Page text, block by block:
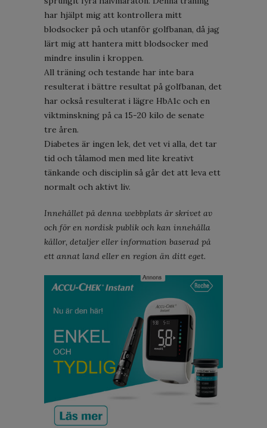
har hjälpt mig att kontrollera mitt
blodsocker på och utanför golfbanan, då jag
lärt mig att hantera mitt blodsocker med
mindre insulin i kroppen.
All träning och testande har inte bara
resulterat i bättre resultat på golfbanan, det
har också resulterat i lägre HbA1c och en
viktminskning på ca 15-20 kilo de senate
tre åren.
Diabetes är ingen lek, det vet vi alla, det tar
tid och tålamod men med lite kreativt
tänkande och disciplin så går det att leva ett
normalt och aktivt liv.
Innehållet på denna webbplats är skrivet av
och för en nordisk publik och kan innehålla
källor, detaljer eller information baserad på
ett annat land eller en region än ditt eget.